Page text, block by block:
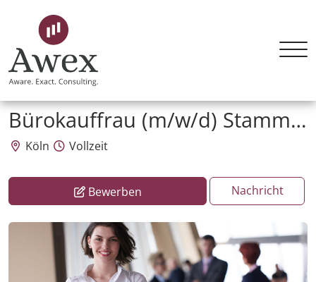
Bürokauffrau (m/w/d) Stammdatenpflege
Köln Vollzeit
Bewerben Nachricht